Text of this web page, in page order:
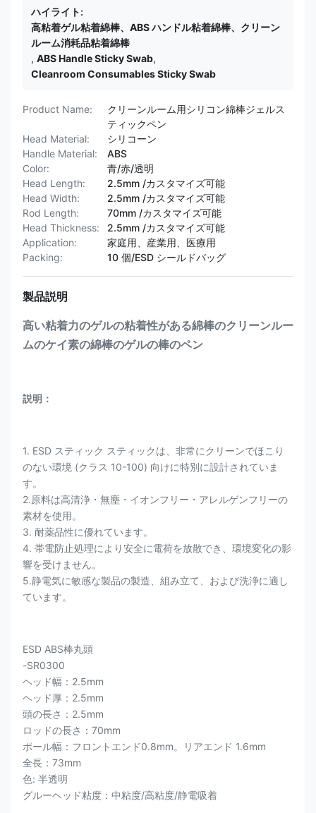
ハイライト:
高粘着ゲル粘着綿棒、ABS ハンドル粘着綿棒、クリーン
ルーム消耗品粘着綿棒
, ABS Handle Sticky Swab,
Cleanroom Consumables Sticky Swab
Product Name:
クリーンルーム用シリコン綿棒ジェルス
ティックペン
Head Material:
シリコーン
Handle Material:
ABS
Color:
青/赤/透明
Head Length:
2.5mm /カスタマイズ可能
Head Width:
2.5mm /カスタマイズ可能
Rod Length:
70mm /カスタマイズ可能
Head Thickness:
2.5mm /カスタマイズ可能
Application:
家庭用、産業用、医療用
Packing:
10 個/ESD シールドバッグ
製品説明
高い粘着力のゲルの粘着性がある綿棒のクリーンルー
ムのケイ素の綿棒のゲルの棒のペン
説明：
1. ESD スティック スティックは、非常にクリーンでほこり
のない環境 (クラス 10-100) 向けに特別に設計されていま
す。
2.原料は高清浄・無塵・イオンフリー・アレルゲンフリーの
素材を使用。
3. 耐薬品性に​​優れています。
4. 帯電防止処理により安全に電荷を放散でき、環境変化の影
響を受けません。
5.静電気に敏感な製品の製造、組み立て、および洗浄に適し
ています。
ESD ABS棒丸頭
-SR0300
ヘッド幅：2.5mm
ヘッド厚：2.5mm
頭の長さ：2.5mm
ロッドの長さ：70mm
ポール幅：フロントエンド0.8mm。リアエンド 1.6mm
全長：73mm
色: 半透明
グルーヘッド粘度：中粘度/高粘度/静電吸着